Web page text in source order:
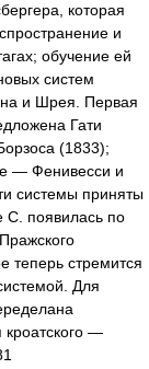
которая
и
обучение ей
систем
и Шрея. Первая
Гати
(1833);
— Фенивесси и
системы приняты
С. появилась по
теперь стремится
Для
—